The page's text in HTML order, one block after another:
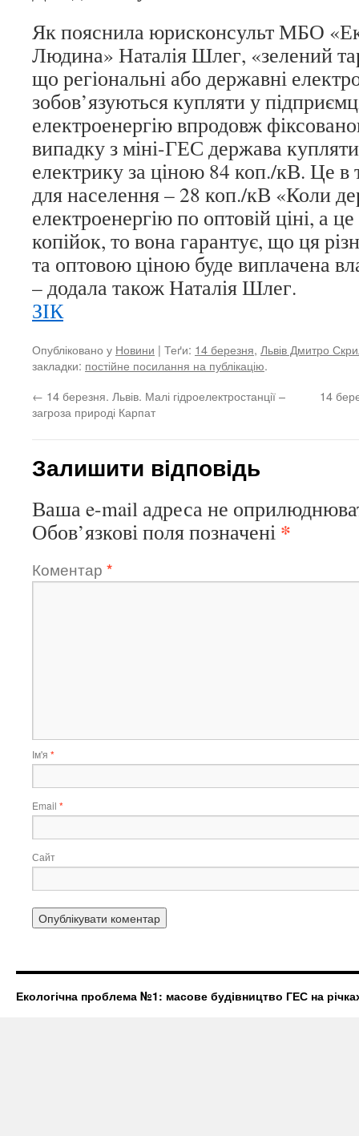
Як пояснила юрисконсульт МБО
Людина» Наталія Шлег, «зелений
що регіональні або державні
зобов’язуються купляти у
електроенергію впродовж
випадку з міні-ГЕС держава
електрику за ціною 84 коп./кВ. Це в
для населення – 28 коп./кВ «Коли
електроенергію по оптовій ціні, а
копійок, то вона гарантує, що ця
та оптовою ціною буде виплачена
– додала також Наталія Шлег.
ЗІК
Опубліковано у Новини | Теґи: 14 березня, Львів Дмитро
закладки: постійне посилання на публікацію.
← 14 березня. Львів. Малі гідроелектростанції –
загроза природі Карпат
14
Залишити відповідь
Ваша e-mail адреса не
Обов’язкові поля позначені *
Коментар *
Ім'я *
Email *
Сайт
Екологічна проблема №1: масове будівництво ГЕС на